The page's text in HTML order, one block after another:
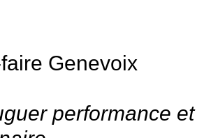
Genevoix
performance et